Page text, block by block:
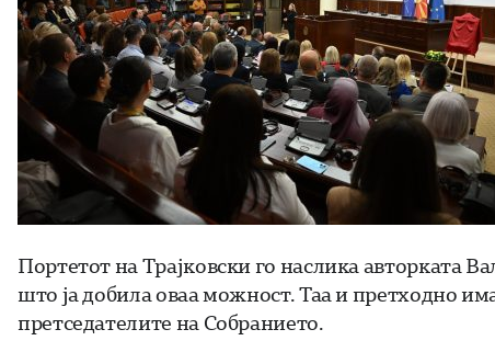
Портетот на Трајковски го наслика авторката
што ја добила оваа можност. Таа и претходно
претседателите на Собранието.